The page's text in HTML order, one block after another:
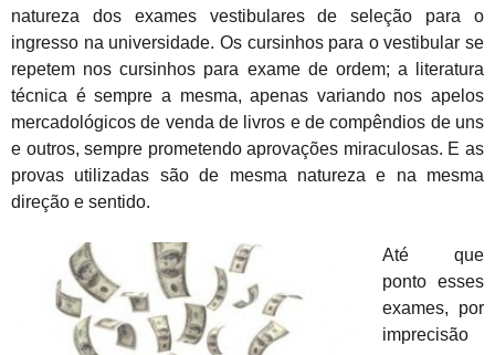
natureza dos exames vestibulares de seleção para o
ingresso na universidade. Os cursinhos para o vestibular se
repetem nos cursinhos para exame de ordem; a literatura
técnica é sempre a mesma, apenas variando nos apelos
mercadológicos de venda de livros e de compêndios de uns
e outros, sempre prometendo aprovações miraculosas. E as
provas utilizadas são de mesma natureza e na mesma
direção e sentido.
Até que
ponto esses
exames, por
imprecisão